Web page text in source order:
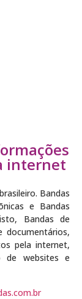
internet
Bandas
e Bandas
Bandas de
documentários,
pela internet,
de websites e